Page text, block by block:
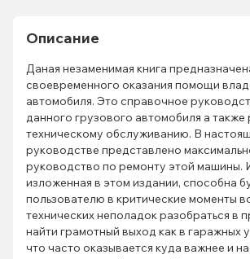
Описание
Даная незаменимая книга
своевременного оказания помощи
автомобиля. Это справочное
данного грузового автомобиля а
техническому обслуживанию. В
руководстве представлено
руководство по ремонту этой машины.
изложенная в этом издании, способна
пользователю в критические моменты
технических неполадок разобраться в
найти грамотный выход как в гаражных
что часто оказывается куда важнее и